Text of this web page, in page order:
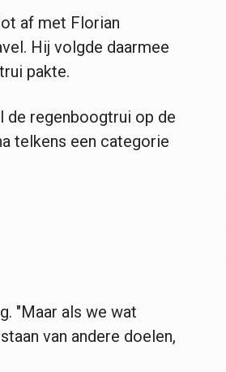
af met Florian
Hij volgde daarmee
pakte.
de regenboogtrui op de
telkens een categorie
"Maar als we wat
van andere doelen,